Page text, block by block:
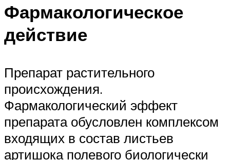
Фармакологическое
действие
Препарат растительного
происхождения.
Фармакологический эффект
препарата обусловлен комплексом
входящих в состав листьев
артишока полевого биологически